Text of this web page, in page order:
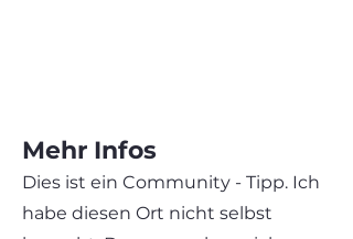
Mehr Infos
Dies ist ein Community - Tipp. Ich
habe diesen Ort nicht selbst